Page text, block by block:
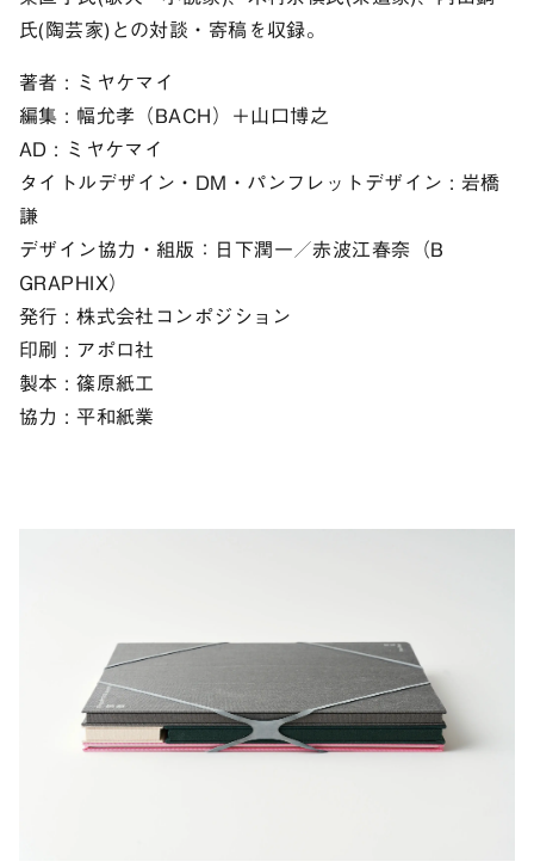
氏(陶芸家)との対談・寄稿を収録。
著者 : ミヤケマイ
編集 : 幅允孝（BACH）＋山口博之
AD : ミヤケマイ
タイトルデザイン・DM・パンフレットデザイン : 岩橋
謙
デザイン協力・組版：日下潤一／赤波江春奈（B
GRAPHIX）
発行 : 株式会社コンポジション
印刷 : アポロ社
製本 : 篠原紙工
協力 : 平和紙業